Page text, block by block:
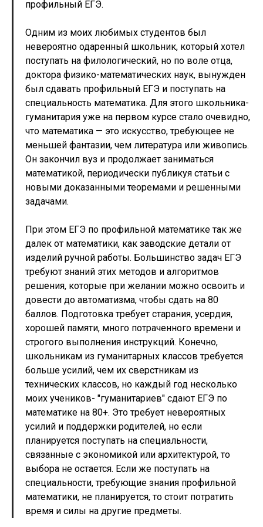
профильный ЕГЭ.
Одним из моих любимых студентов был
невероятно одаренный школьник, который хотел
поступать на филологический, но по воле отца,
доктора физико-математических наук, вынужден
был сдавать профильный ЕГЭ и поступать на
специальность математика. Для этого школьника-
гуманитария уже на первом курсе стало очевидно,
что математика — это искусство, требующее не
меньшей фантазии, чем литература или живопись.
Он закончил вуз и продолжает заниматься
математикой, периодически публикуя статьи с
новыми доказанными теоремами и решенными
задачами.
При этом ЕГЭ по профильной математике так же
далек от математики, как заводские детали от
изделий ручной работы. Большинство задач ЕГЭ
требуют знаний этих методов и алгоритмов
решения, которые при желании можно освоить и
довести до автоматизма, чтобы сдать на 80
баллов. Подготовка требует старания, усердия,
хорошей памяти, много потраченного времени и
строгого выполнения инструкций. Конечно,
школьникам из гуманитарных классов требуется
больше усилий, чем их сверстникам из
технических классов, но каждый год несколько
моих учеников- "гуманитариев" сдают ЕГЭ по
математике на 80+. Это требует невероятных
усилий и поддержки родителей, но если
планируется поступать на специальности,
связанные с экономикой или архитектурой, то
выбора не остается. Если же поступать на
специальности, требующие знания профильной
математики, не планируется, то стоит потратить
время и силы на другие предметы.